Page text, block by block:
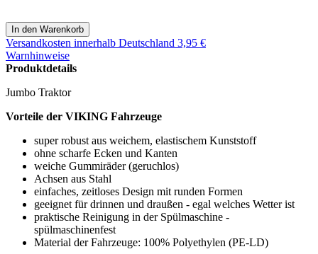
Versandkosten innerhalb Deutschland 3,95 €
Warnhinweise
Produktdetails
Jumbo Traktor
Vorteile der VIKING Fahrzeuge
super robust aus weichem, elastischem Kunststoff
ohne scharfe Ecken und Kanten
weiche Gummiräder (geruchlos)
Achsen aus Stahl
einfaches, zeitloses Design mit runden Formen
geeignet für drinnen und draußen - egal welches Wetter ist
praktische Reinigung in der Spülmaschine -
spülmaschinenfest
Material der Fahrzeuge: 100% Polyethylen (PE-LD)